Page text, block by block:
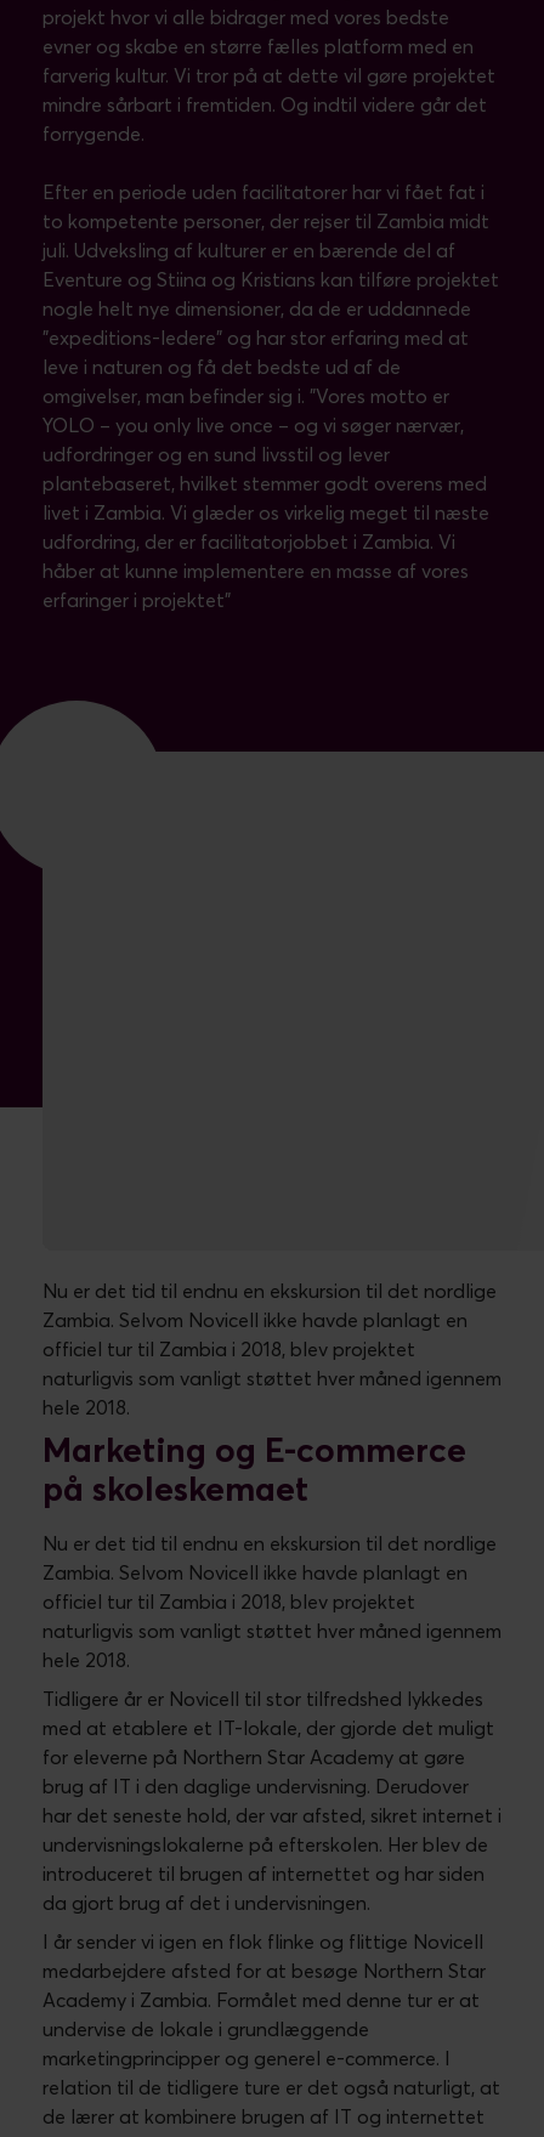
projekt hvor vi alle bidrager med vores bedste
evner og skabe en større fælles platform med en
farverig kultur. Vi tror på at dette vil gøre projektet
mindre sårbart i fremtiden. Og indtil videre går det
forrygende.
Efter en periode uden facilitatorer har vi fået fat i
to kompetente personer, der rejser til Zambia midt
juli. Udveksling af kulturer er en bærende del af
Eventure og Stiina og Kristians kan tilføre projektet
nogle helt nye dimensioner, da de er uddannede
”expeditions-ledere” og har stor erfaring med at
leve i naturen og få det bedste ud af de
omgivelser, man befinder sig i. ”Vores motto er
YOLO – you only live once – og vi søger nærvær,
udfordringer og en sund livsstil og lever
plantebaseret, hvilket stemmer godt overens med
livet i Zambia. Vi glæder os virkelig meget til næste
udfordring, der er facilitatorjobbet i Zambia. Vi
håber at kunne implementere en masse af vores
erfaringer i projektet"
Nu er det tid til endnu en ekskursion til det nordlige
Zambia. Selvom Novicell ikke havde planlagt en
officiel tur til Zambia i 2018, blev projektet
naturligvis som vanligt støttet hver måned igennem
hele 2018.
Marketing og E-commerce
på skoleskemaet
Nu er det tid til endnu en ekskursion til det nordlige
Zambia. Selvom Novicell ikke havde planlagt en
officiel tur til Zambia i 2018, blev projektet
naturligvis som vanligt støttet hver måned igennem
hele 2018.
Tidligere år er Novicell til stor tilfredshed lykkedes
med at etablere et IT-lokale, der gjorde det muligt
for eleverne på Northern Star Academy at gøre
brug af IT i den daglige undervisning. Derudover
har det seneste hold, der var afsted, sikret internet i
undervisningslokalerne på efterskolen. Her blev de
introduceret til brugen af internettet og har siden
da gjort brug af det i undervisningen.
I år sender vi igen en flok flinke og flittige Novicell
medarbejdere afsted for at besøge Northern Star
Academy i Zambia. Formålet med denne tur er at
undervise de lokale i grundlæggende
marketingprincipper og generel e-commerce. I
relation til de tidligere ture er det også naturligt, at
de lærer at kombinere brugen af IT og internettet